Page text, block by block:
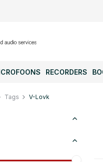
RECORDERS
Tags V-Lovk